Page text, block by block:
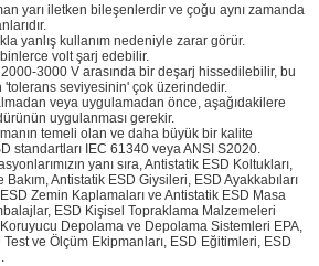
yarı iletken bileşenlerdir ve çoğu aynı zamanda
yanlış kullanım nedeniyle zarar görür.
volt şarj edebilir.
3000 V arasında bir deşarj hissedilebilir, bu
'tolerans seviyesinin' çok üzerindedir.
veya uygulamadan önce, aşağıdakilere
uygulanması gerekir.
temeli olan ve daha büyük bir kalite
standartları IEC 61340 veya ANSI S2020.
yanı sıra, Antistatik ESD Koltukları,
Antistatik ESD Giysileri, ESD Ayakkabıları
Zemin Kaplamaları ve Antistatik ESD Masa
ESD Kişisel Topraklama Malzemeleri
Depolama ve Depolama Sistemleri EPA,
ve Ölçüm Ekipmanları, ESD Eğitimleri, ESD